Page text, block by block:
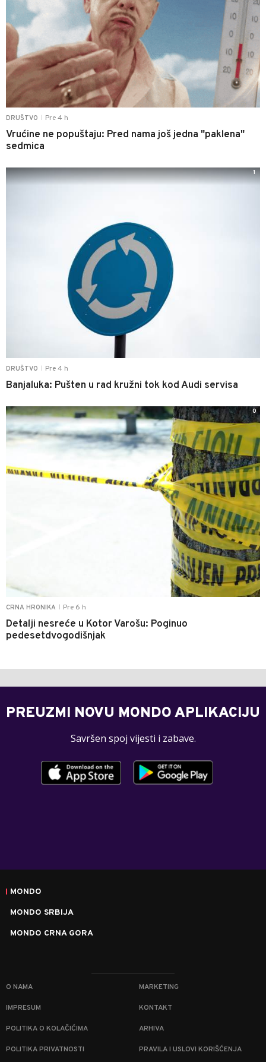
DRUŠTVO Pre 4 h
Vrućine ne popuštaju: Pred nama još jedna "paklena"
sedmica
DRUŠTVO Pre 4 h
Banjaluka: Pušten u rad kružni tok kod Audi servisa
1
CRNA HRONIKA Pre 6 h
Detalji nesreće u Kotor Varošu: Poginuo
pedesetdvogodišnjak
0
PREUZMI NOVU MONDO APLIKACIJU
Savršen spoj vijesti i zabave.
MONDO
MONDO SRBIJA
MONDO CRNA GORA
O NAMA MARKETING
IMPRESUM KONTAKT
POLITIKA O KOLAČIĆIMA ARHIVA
POLITIKA PRIVATNOSTI PRAVILA I USLOVI KORIŠĆENJA